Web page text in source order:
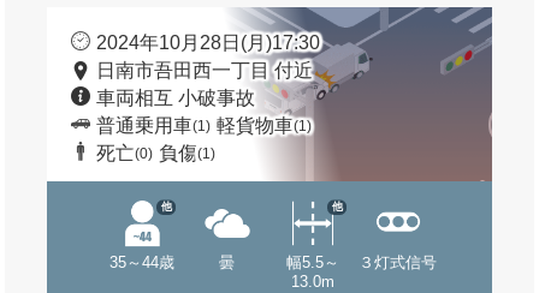
2024年10月28日(月)17:30
日南市吾田西一丁目 付近
車両相互 小破事故
普通乗用車(1) 軽貨物車(1)
死亡(0) 負傷(1)
35～44歳
他
曇
幅5.5～
13.0m
他
３灯式信号